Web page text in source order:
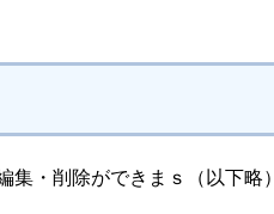
・削除ができまｓ（以下略）